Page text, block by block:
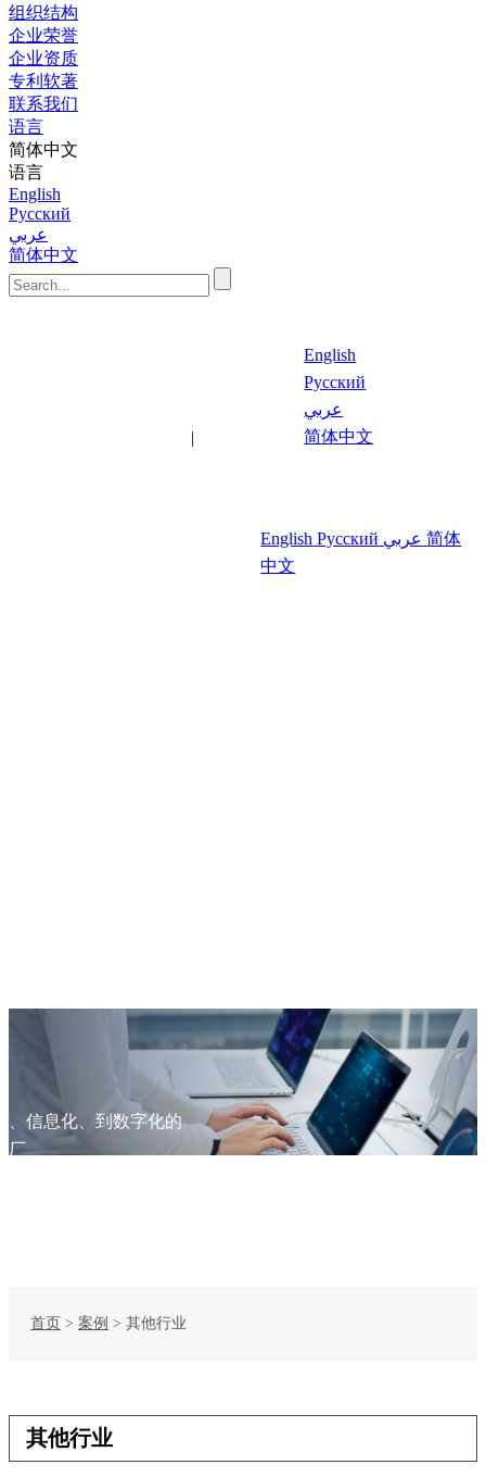
组织结构
企业荣誉
企业资质
专利软著
联系我们
语言
简体中文
语言
English
Русский
عربي
简体中文
English
Русский
عربي
简体中文
English Русский عربي 简体
中文
|
、信息化、到数字化的
厂
首页 > 案例 > 其他行业
其他行业